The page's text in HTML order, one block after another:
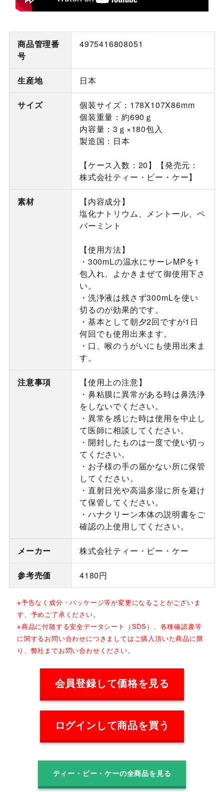
商品管理番
号
4975416808051
生産地 日本
サイズ
個装サイズ：178X107X86mm
個装重量：約690ｇ
内容量：3ｇ×180包入
製造国：日本
【ケース入数：20】【発売元：
株式会社ティー・ビー・ケー】
素材
【内容成分】
塩化ナトリウム、メントール、ペ
パーミント
【使用方法】
・300mLの温水にサーレMPを1
包入れ、よかきまぜて御使用下さ
い。
・洗浄液は残さず300mLを使い
切るのが効果的です。
・基本として朝夕2回ですが1日
何回でも使用出来ます。
・口、喉のうがいにも使用出来ま
す。
注意事項
【使用上の注意】
・鼻粘膜に異常がある時は鼻洗浄
をしないでください。
・異常を感じた時は使用を中止し
て医師に相談してください。
・開封したものは一度で使い切っ
てください。
・お子様の手の届かない所に保管
してください。
・直射日光や高温多湿に所を避け
て保管してください。
・ハナクリーン本体の説明書をご
確認の上使用してください。
メーカー 株式会社ティー・ビー・ケー
参考売価 4180円
※予告なく成分・パッケージ等が変更になることがございま
す、予めご了承ください。
※商品に付随する安全データシート（SDS）、各種確認書等
に関するお問い合わせにつきましてはご購入頂いた商品に限
り、弊社までお問い合わせください。
会員登録して価格を見る
ログインして商品を買う
ティー・ビー・ケーの全商品を見る